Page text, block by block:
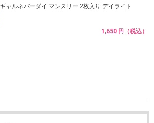
ギャルネバーダイ マンスリー 2枚入り デイライト
1,650 円（税込）